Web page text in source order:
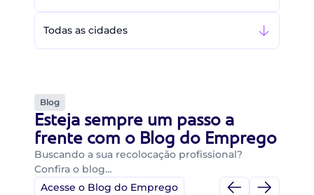
Todas as cidades
Blog
Esteja sempre um passo a
frente com o Blog do Emprego
Buscando a sua recolocação profissional?
Confira o blog…
Acesse o Blog do Emprego